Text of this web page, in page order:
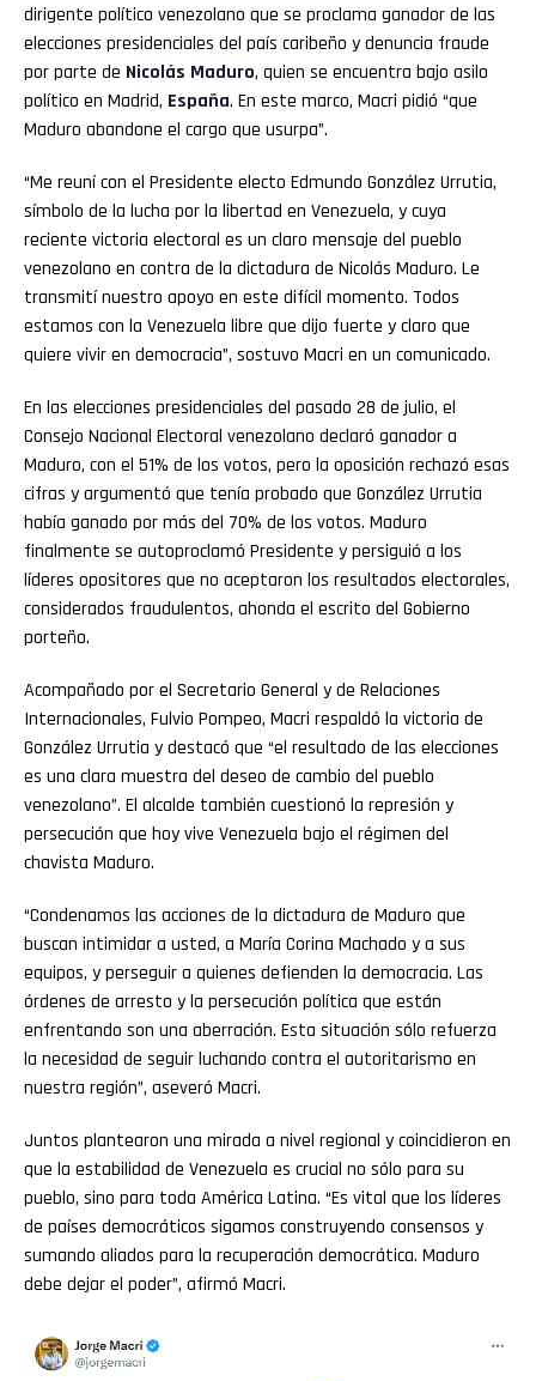
dirigente político venezolano que se proclama ganador de las
elecciones presidenciales del país caribeño y denuncia fraude
por parte de Nicolás Maduro, quien se encuentra bajo asilo
político en Madrid, España. En este marco, Macri pidió “que
Maduro abandone el cargo que usurpa”.
“Me reuní con el Presidente electo Edmundo González Urrutia,
símbolo de la lucha por la libertad en Venezuela, y cuya
reciente victoria electoral es un claro mensaje del pueblo
venezolano en contra de la dictadura de Nicolás Maduro. Le
transmití nuestro apoyo en este difícil momento. Todos
estamos con la Venezuela libre que dijo fuerte y claro que
quiere vivir en democracia”, sostuvo Macri en un comunicado.
En las elecciones presidenciales del pasado 28 de julio, el
Consejo Nacional Electoral venezolano declaró ganador a
Maduro, con el 51% de los votos, pero la oposición rechazó esas
cifras y argumentó que tenía probado que González Urrutia
había ganado por más del 70% de los votos. Maduro
finalmente se autoproclamó Presidente y persiguió a los
líderes opositores que no aceptaron los resultados electorales,
considerados fraudulentos, ahonda el escrito del Gobierno
porteño.
Acompañado por el Secretario General y de Relaciones
Internacionales, Fulvio Pompeo, Macri respaldó la victoria de
González Urrutia y destacó que “el resultado de las elecciones
es una clara muestra del deseo de cambio del pueblo
venezolano”. El alcalde también cuestionó la represión y
persecución que hoy vive Venezuela bajo el régimen del
chavista Maduro.
“Condenamos las acciones de la dictadura de Maduro que
buscan intimidar a usted, a María Corina Machado y a sus
equipos, y perseguir a quienes defienden la democracia. Las
órdenes de arresto y la persecución política que están
enfrentando son una aberración. Esta situación sólo refuerza
la necesidad de seguir luchando contra el autoritarismo en
nuestra región”, aseveró Macri.
Juntos plantearon una mirada a nivel regional y coincidieron en
que la estabilidad de Venezuela es crucial no sólo para su
pueblo, sino para toda América Latina. “Es vital que los líderes
de países democráticos sigamos construyendo consensos y
sumando aliados para la recuperación democrática. Maduro
debe dejar el poder”, afirmó Macri.